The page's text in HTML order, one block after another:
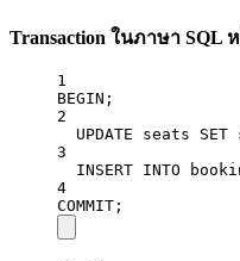
Transaction ในภาษา SQL
1
BEGIN ;
2
UPDATE seats SET
3
INSERT INTO
4
COMMIT ;